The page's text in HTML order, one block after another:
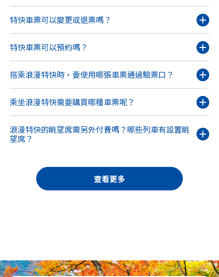
特快車票可以變更或退票嗎？
特快車票可以預約嗎？
搭乘浪漫特快時，要使用哪張車票通過驗票口？
乘坐浪漫特快需要購買哪種車票呢？
浪漫特快的眺望席需另外付費嗎？哪些列車有設置眺
望席？
查看更多